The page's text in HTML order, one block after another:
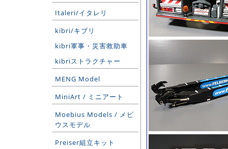
Italeri/イタレリ
kibri/キブリ
kibri軍事・災害救助車
kibriストラクチャー
MENG Model
MiniArt / ミニアート
Moebius Models / メビ
ウスモデル
Preiser組立キット